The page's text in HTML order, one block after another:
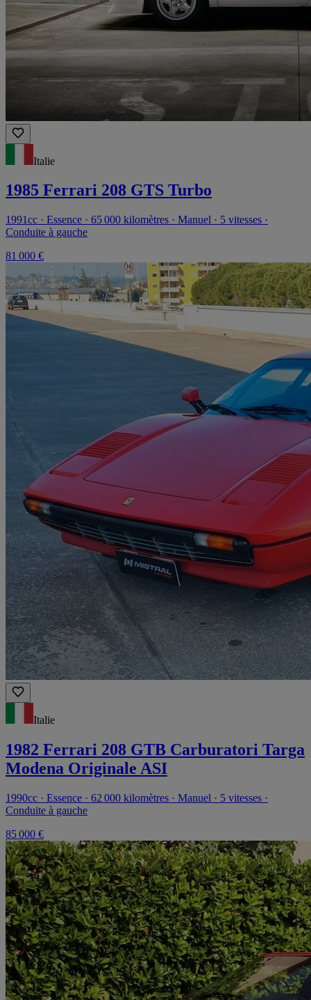
Italie
1985 Ferrari 208 GTS Turbo
1991cc · Essence · 65 000 kilomètres · Manuel · 5 vitesses ·
Conduite à gauche
81 000 €
Italie
1982 Ferrari 208 GTB Carburatori Targa
Modena Originale ASI
1990cc · Essence · 62 000 kilomètres · Manuel · 5 vitesses ·
Conduite à gauche
85 000 €